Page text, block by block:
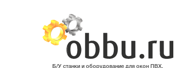
Б/У станки и оборудование для окон ПВХ,